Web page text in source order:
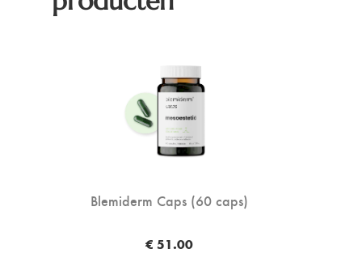
Blemiderm Caps (60 caps)
€ 51.00